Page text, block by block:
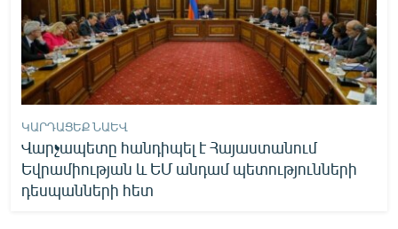
ԿԱՐԴԱՑԵՔ ՆԱԵՎ
Վարչապետը հանդիպել է Հայաստանում
Եվրամիության և ԵՄ անդամ պետությունների
դեսպանների հետ